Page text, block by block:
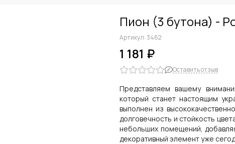
Пион (3 бутона) -
Артикул:3462
1 181 ₽
Оставить отзыв
Представляем вашему
который станет настоящим
выполнен из
долговечность и стойкость
небольших помещений,
декоративный элемент уже